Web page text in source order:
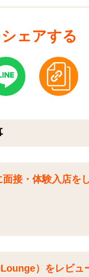
ェアする
接・体験入店を
）をレビュ